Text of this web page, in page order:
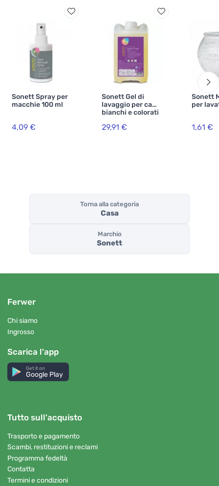
Sonett Spray per
macchie 100 ml
4,09 €
Sonett Gel di
lavaggio per capi
bianchi e colorati
29,91 €
Sonett
per
1,61 €
Torna alla categoria
Casa
Marchio
Sonett
Ferwer
Chi siamo
Ingrosso
Scarica l'app
Get it on
Google Play
Tutto sull'acquisto
Trasporto e pagamento
Scambi, restituzioni e reclami
Programma fedeltà
Contatta
Termini e condizioni